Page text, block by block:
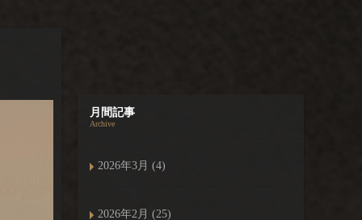
月間記事
Archive
2026年3月 (4)
2026年2月 (25)